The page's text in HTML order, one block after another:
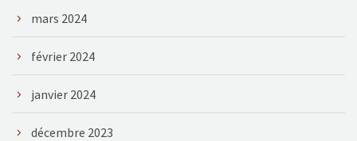
mars 2024
février 2024
janvier 2024
décembre 2023